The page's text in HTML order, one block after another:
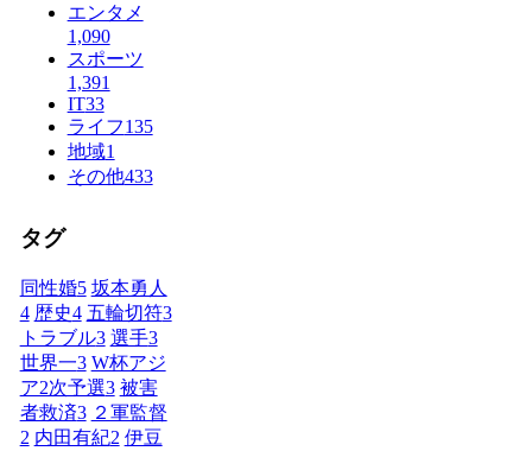
エンタメ
1,090
スポーツ
1,391
IT33
ライフ135
地域1
その他433
タグ
同性婚5 坂本勇人
4 歴史4 五輪切符3
トラブル3 選手3
世界一3 W杯アジ
ア2次予選3 被害
者救済3 ２軍監督
2 内田有紀2 伊豆